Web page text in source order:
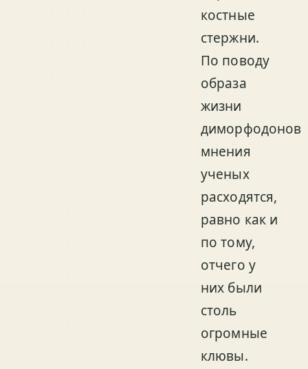
костные
стержни.
По поводу
образа
жизни
диморфодонов
мнения
ученых
расходятся,
равно как и
по тому,
отчего у
них были
столь
огромные
клювы.